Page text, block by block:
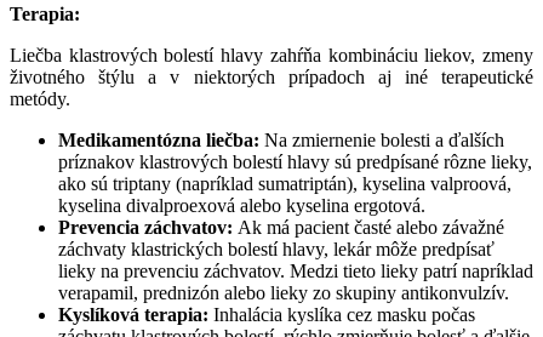
Terapia:
Liečba klastrových bolestí hlavy zahŕňa kombináciu liekov, zmeny
životného štýlu a v niektorých prípadoch aj iné terapeutické
metódy.
Medikamentózna liečba: Na zmiernenie bolesti a ďalších
príznakov klastrových bolestí hlavy sú predpísané rôzne lieky,
ako sú triptany (napríklad sumatriptán), kyselina valproová,
kyselina divalproexová alebo kyselina ergotová.
Prevencia záchvatov: Ak má pacient časté alebo závažné
záchvaty klastrických bolestí hlavy, lekár môže predpísať
lieky na prevenciu záchvatov. Medzi tieto lieky patrí napríklad
verapamil, prednizón alebo lieky zo skupiny antikonvulzív.
Kyslíková terapia: Inhalácia kyslíka cez masku počas